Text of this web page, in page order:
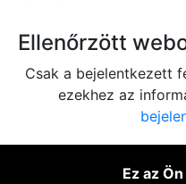
Ellenőrzött
Csak a bejelentkezett
ezekhez az
Ez az